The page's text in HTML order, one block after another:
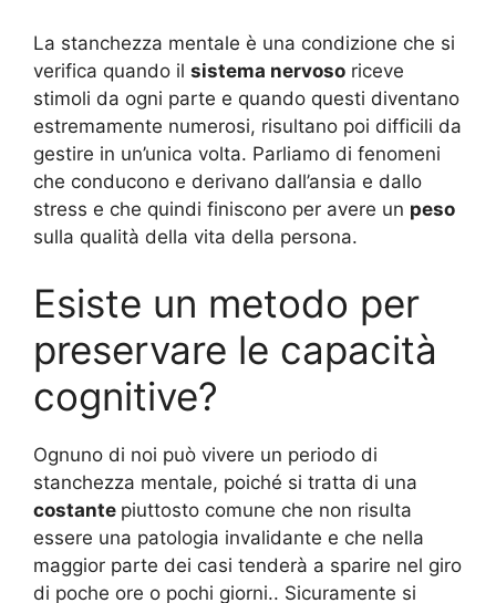
La stanchezza mentale è una condizione che si
verifica quando il sistema nervoso riceve
stimoli da ogni parte e quando questi diventano
estremamente numerosi, risultano poi difficili da
gestire in un’unica volta. Parliamo di fenomeni
che conducono e derivano dall’ansia e dallo
stress e che quindi finiscono per avere un peso
sulla qualità della vita della persona.
Esiste un metodo per
preservare le capacità
cognitive?
Ognuno di noi può vivere un periodo di
stanchezza mentale, poiché si tratta di una
costante piuttosto comune che non risulta
essere una patologia invalidante e che nella
maggior parte dei casi tenderà a sparire nel giro
di poche ore o pochi giorni.. Sicuramente si